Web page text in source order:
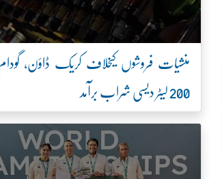
منشیات فروشوں کیخلاف کریک ڈاؤن،
200 لیٹر دیسی شراب برآمد